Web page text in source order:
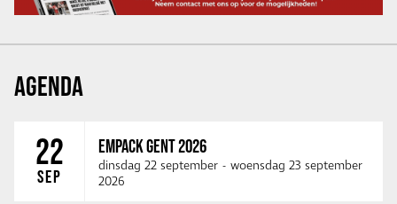
AGENDA
22
SEP
EMPACK GENT 2026
dinsdag 22 september - woensdag 23 september
2026